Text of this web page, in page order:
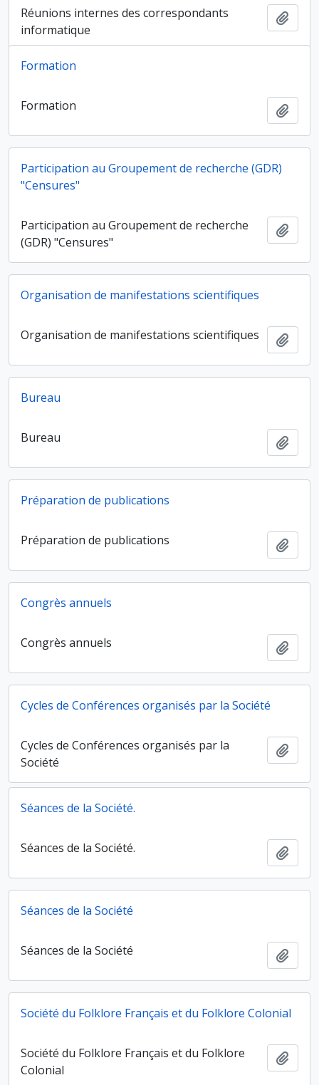
Réunions internes des correspondants
informatique
Formation
Formation
Participation au Groupement de recherche (GDR)
"Censures"
Participation au Groupement de recherche
(GDR) "Censures"
Organisation de manifestations scientifiques
Organisation de manifestations scientifiques
Bureau
Bureau
Préparation de publications
Préparation de publications
Congrès annuels
Congrès annuels
Cycles de Conférences organisés par la Société
Cycles de Conférences organisés par la
Société
Séances de la Société.
Séances de la Société.
Séances de la Société
Séances de la Société
Société du Folklore Français et du Folklore Colonial
Société du Folklore Français et du Folklore
Colonial